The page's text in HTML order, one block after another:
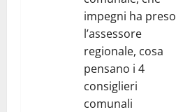
impegni ha preso
l’assessore
regionale, cosa
pensano i 4
consiglieri
comunali